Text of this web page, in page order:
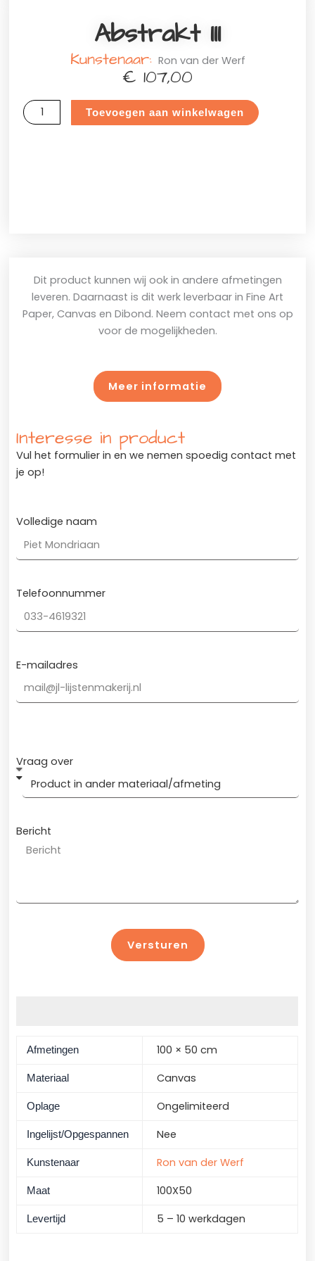
Abstrakt III
Kunstenaar: Ron van der Werf
€ 107,00
Abstrakt
III
Toevoegen aan winkelwagen
Dit product kunnen wij ook in andere afmetingen
leveren. Daarnaast is dit werk leverbaar in Fine Art
Paper, Canvas en Dibond. Neem contact met ons op
voor de mogelijkheden.
Meer informatie
Interesse in product
Vul het formulier in en we nemen spoedig contact met
je op!
Volledige naam
Telefoonnummer
E-mailadres
Vraag over
Bericht
Versturen
Afmetingen 100 × 50 cm
Materiaal Canvas
Oplage Ongelimiteerd
Ingelijst/Opgespannen Nee
Kunstenaar Ron van der Werf
Maat 100X50
Levertijd 5 – 10 werkdagen